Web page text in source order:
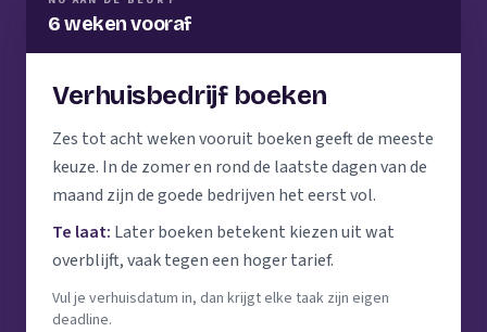
6 weken vooraf
Verhuisbedrijf boeken
Zes tot acht weken vooruit boeken geeft de meeste
keuze. In de zomer en rond de laatste dagen van de
maand zijn de goede bedrijven het eerst vol.
Te laat: Later boeken betekent kiezen uit wat
overblijft, vaak tegen een hoger tarief.
Vul je verhuisdatum in, dan krijgt elke taak zijn eigen
deadline.